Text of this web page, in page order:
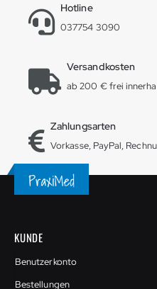
Hotline
037754 3090
Versandkosten
ab 200 € frei
Zahlungsarten
Vorkasse, PayPal,
KUNDE
Benutzerkonto
Bestellungen